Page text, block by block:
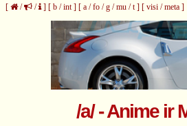
[ / / ] [ b /int] [ a /fo /g /mu /t] [ visi /meta ]
/a/ - Anime ir
❈